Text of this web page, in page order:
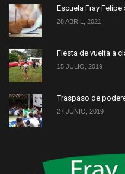
Escuela Fray
28 ABRIL, 2021
Fiesta de vuelta a
15 JULIO, 2019
Traspaso de
27 JUNIO, 2019